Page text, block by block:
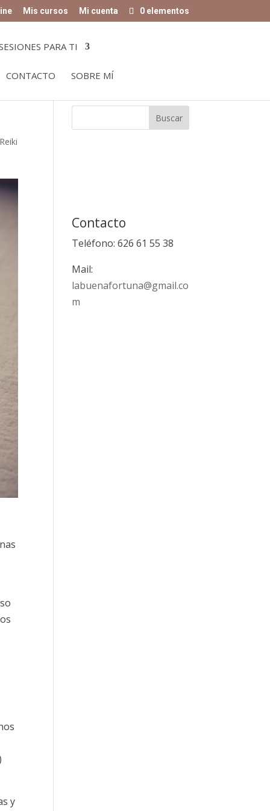
Mis cursos Mi cuenta 0 elementos
PARA TI
CONTACTO SOBRE MÍ
y
Contacto
Teléfono: 626 61 55 38
Mail:
labuenafortuna@gmail.co
m